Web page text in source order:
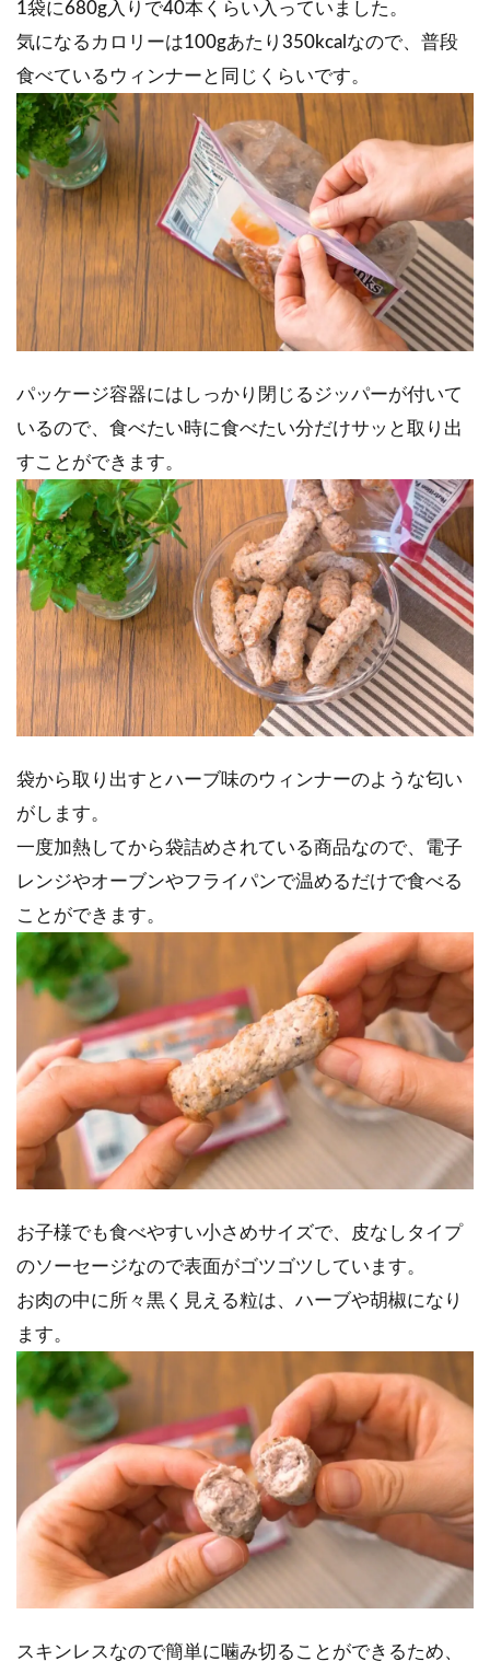
1袋に680g入りで40本くらい入っていました。
気になるカロリーは100gあたり350kcalなので、普段
食べているウィンナーと同じくらいです。
パッケージ容器にはしっかり閉じるジッパーが付いて
いるので、食べたい時に食べたい分だけサッと取り出
すことができます。
袋から取り出すとハーブ味のウィンナーのような匂い
がします。
一度加熱してから袋詰めされている商品なので、電子
レンジやオーブンやフライパンで温めるだけで食べる
ことができます。
お子様でも食べやすい小さめサイズで、皮なしタイプ
のソーセージなので表面がゴツゴツしています。
お肉の中に所々黒く見える粒は、ハーブや胡椒になり
ます。
スキンレスなので簡単に噛み切ることができるため、